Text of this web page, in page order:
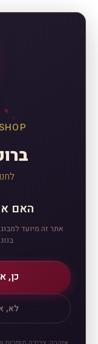
האם
אתר זה מיועד
כן,
לא,